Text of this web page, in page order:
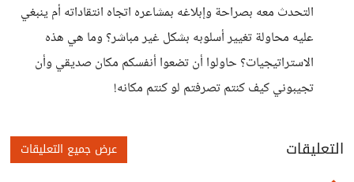
التحدث معه بصراحة وإبلاغه بمشاعره اتجاه انتقاداته أم ينبغي
عليه محاولة تغيير أسلوبه بشكل غير مباشر؟ وما هي هذه
الاستراتيجيات؟ حاولوا أن تضعوا أنفسكم مكان صديقي وأن
تجيبوني كيف كنتم تصرفتم لو كنتم مكانه!
التعليقات عرض جميع التعليقات